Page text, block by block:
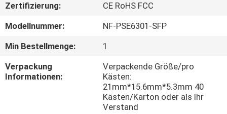
FABRIK-
AUSFLUG
QUALITÄTSKONTROLLE
Zertifizierung:
CE RoHS FCC
Modellnummer:
NF-PSE6301-SFP
Min Bestellmenge:
1
Verpackung
Informationen:
Verpackende Größe/pro
Kästen:
21mm*15.6mm*5.3mm 40
Kästen/Karton oder als Ihr
Verstand